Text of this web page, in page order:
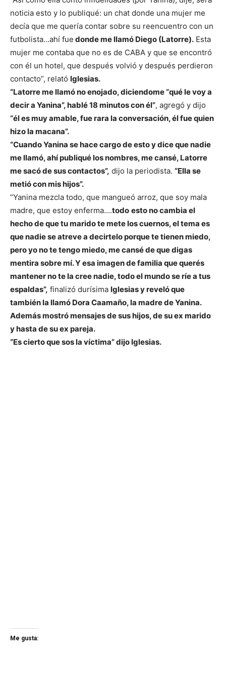
noticia esto y lo publiqué: un chat donde una mujer me
decía que me quería contar sobre su reencuentro con un
futbolista…ahí fue donde me llamó Diego (Latorre). Esta
mujer me contaba que no es de CABA y que se encontró
con él un hotel, que después volvió y después perdieron
contacto”, relató Iglesias.
“Latorre me llamó no enojado, diciendome “qué le voy a
decir a Yanina”, hablé 18 minutos con él”, agregó y dijo
“él es muy amable, fue rara la conversación, él fue quien
hizo la macana”.
“Cuando Yanina se hace cargo de esto y dice que nadie
me llamó, ahí publiqué los nombres, me cansé, Latorre
me sacó de sus contactos”, dijo la periodista. “Ella se
metió con mis hijos”.
“Yanina mezcla todo, que mangueó arroz, que soy mala
madre, que estoy enferma….todo esto no cambia el
hecho de que tu marido te mete los cuernos, el tema es
que nadie se atreve a decirtelo porque te tienen miedo,
pero yo no te tengo miedo, me cansé de que digas
mentira sobre mí. Y esa imagen de familia que querés
mantener no te la cree nadie, todo el mundo se ríe a tus
espaldas”, finalizó durísima Iglesias y reveló que
también la llamó Dora Caamaño, la madre de Yanina.
Además mostró mensajes de sus hijos, de su ex marido
y hasta de su ex pareja.
“Es cierto que sos la víctima” dijo Iglesias.
Me gusta: